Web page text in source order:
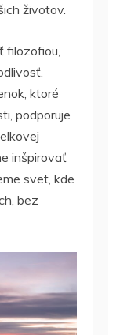
životov.
filozofiou,
ktoré
podporuje
inšpirovať
svet, kde
bez